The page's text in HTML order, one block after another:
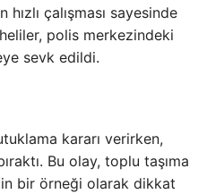
çalışması sayesinde
polis merkezindeki
sevk edildi.
kararı verirken,
Bu olay, toplu taşıma
bir örneği olarak dikkat